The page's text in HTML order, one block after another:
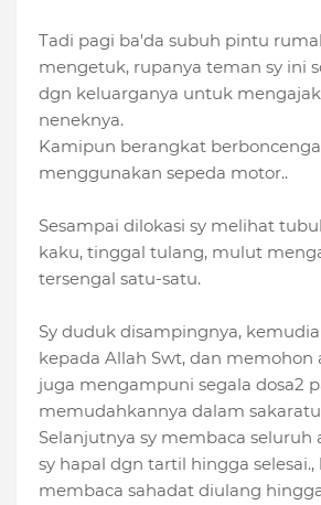
Tadi pagi ba'da subuh pintu
mengetuk, rupanya teman sy ini
dgn keluarganya untuk
neneknya.
Kamipun berangkat
menggunakan sepeda motor..
Sesampai dilokasi sy melihat
kaku, tinggal tulang, mulut
tersengal satu-satu.
Sy duduk disampingnya,
kepada Allah Swt, dan memohon
juga mengampuni segala dosa2
memudahkannya dalam
Selanjutnya sy membaca seluruh
sy hapal dgn tartil hingga
membaca sahadat diulang